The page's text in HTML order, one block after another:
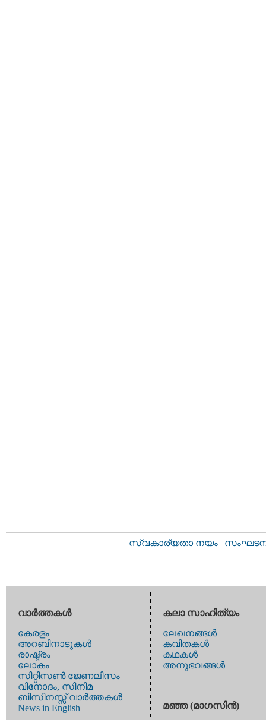
സ്വകാര്യതാ നയം |
വാര്‍ത്തകള്‍
കേരളം
അറബിനാടുകള്‍
രാഷ്ട്രം
ലോകം
സിറ്റിസണ്‍ ജേണലിസം
വിനോദം, സിനിമ
ബിസിനസ്സ് വാര്‍ത്തകള്‍
News in English
കലാ സാഹിത്യം
ലേഖനങ്ങള്‍
കവിതകള്‍
കഥകള്‍
അനുഭവങ്ങള്‍
മഞ്ഞ (മാഗസിന്‍)